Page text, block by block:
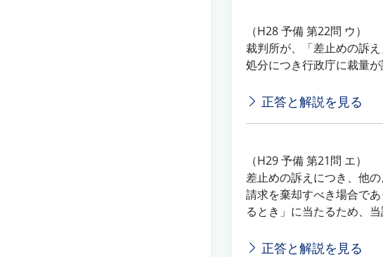
（H28 予備 第22問 ウ）
裁判所が、「差止めの訴
処分につき行政庁に裁量
正答と解説を見る
（H29 予備 第21問 エ）
差止めの訴えにつき、他
請求を棄却すべき場合で
るとき」に当たるため、
正答と解説を見る